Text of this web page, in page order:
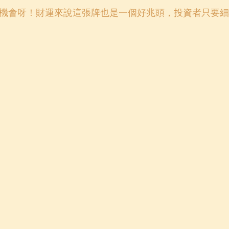
會呀！財運來說這張牌也是一個好兆頭，投資者只要